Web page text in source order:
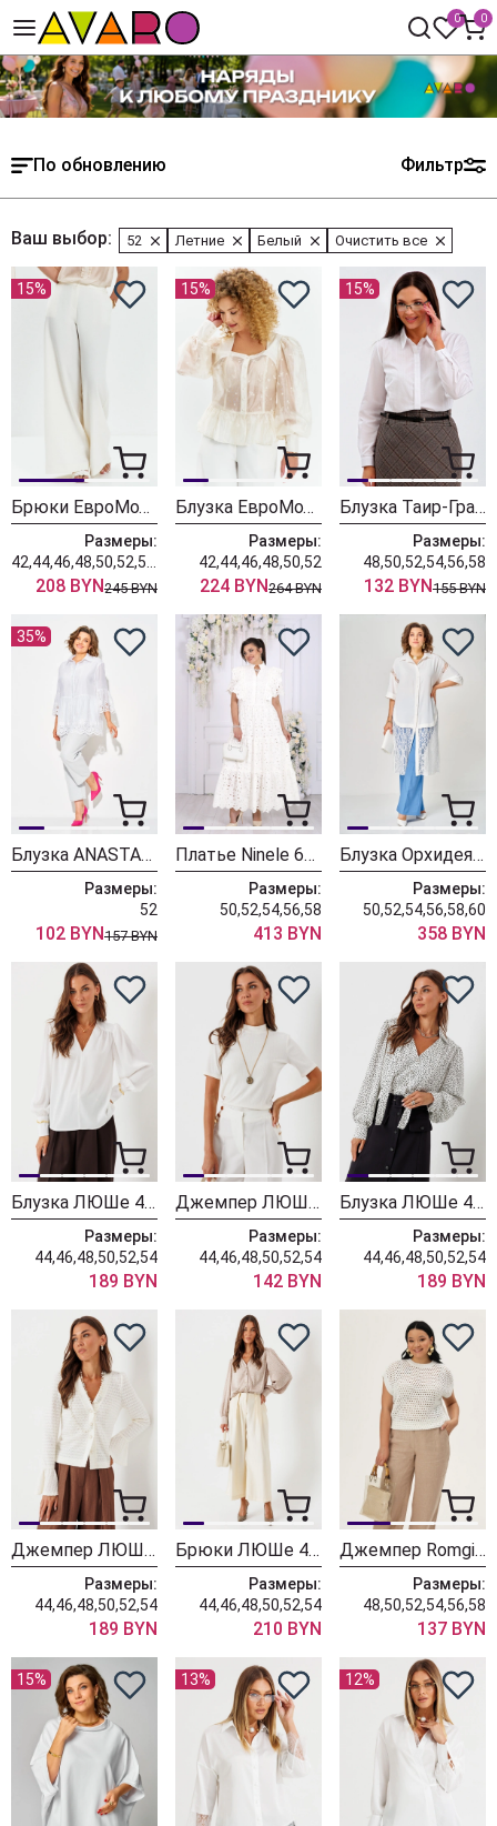
0 0
По обновлению Фильтр
Ваш выбор: 52 Летние Белый Очистить все
15%
Брюки ЕвроМода 765 молочный
Размеры:
208 BYN245 BYN
15%
Блузка ЕвроМода 759 молочный
Размеры:
42,44,46,48,50,52
224 BYN264 BYN
15%
Блузка Таир-Гранд 62422 белый
Размеры:
48,50,52,54,56,58
132 BYN155 BYN
35%
Блузка ANASTASIA MAK 1325 белый
Размеры:
52
102 BYN157 BYN
Платье Ninele 6131 молочный
Размеры:
50,52,54,56,58
413 BYN
Блузка ОрхидеяЛюкс 1708
Размеры:
50,52,54,56,58,60
358 BYN
Блузка ЛЮШе 4447 молоко
Размеры:
44,46,48,50,52,54
189 BYN
Джемпер ЛЮШе 4444 молоко
Размеры:
44,46,48,50,52,54
142 BYN
Блузка ЛЮШе 4443 молоко
Размеры:
44,46,48,50,52,54
189 BYN
Джемпер ЛЮШе 4438 молоко
Размеры:
44,46,48,50,52,54
189 BYN
Брюки ЛЮШе 4436 молоко
Размеры:
44,46,48,50,52,54
210 BYN
Джемпер Romgil РВ0260-ХЛ2 белый
Размеры:
48,50,52,54,56,58
137 BYN
15% 13% 12%